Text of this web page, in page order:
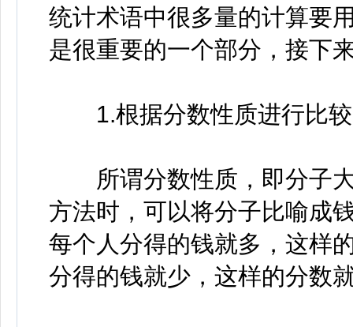
统计术语中很多量的计算要
是很重要的一个部分，接下
1.根据分数性质进行比较
所谓分数性质，即分子大
方法时，可以将分子比喻成
每个人分得的钱就多，这样
分得的钱就少，这样的分数